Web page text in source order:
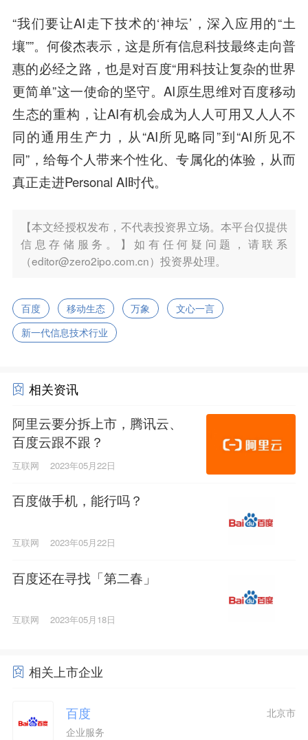
“我们要让AI走下技术的‘神坛’，深入应用的“土
壤””。何俊杰表示，这是所有信息科技最终走向普
惠的必经之路，也是对百度“用科技让复杂的世界
更简单”这一使命的坚守。AI原生思维对百度移动
生态的重构，让AI有机会成为人人可用又人人不
同的通用生产力，从“AI所见略同”到“AI所见不
同”，给每个人带来个性化、专属化的体验，从而
真正走进Personal AI时代。
【本文经授权发布，不代表投资界立场。本平台仅提供
信息存储服务。】如有任何疑问题，请联系
（editor@zero2ipo.com.cn）投资界处理。
百度 移动生态 万象
文心一言
新一代信息技术行业
相关资讯
阿里云要分拆上市，腾讯云、
百度云跟不跟？
互联网 2023年05月22日
百度做手机，能行吗？
互联网 2023年05月22日
百度还在寻找「第二春」
互联网 2023年05月18日
相关上市企业
百度
企业服务
北京市